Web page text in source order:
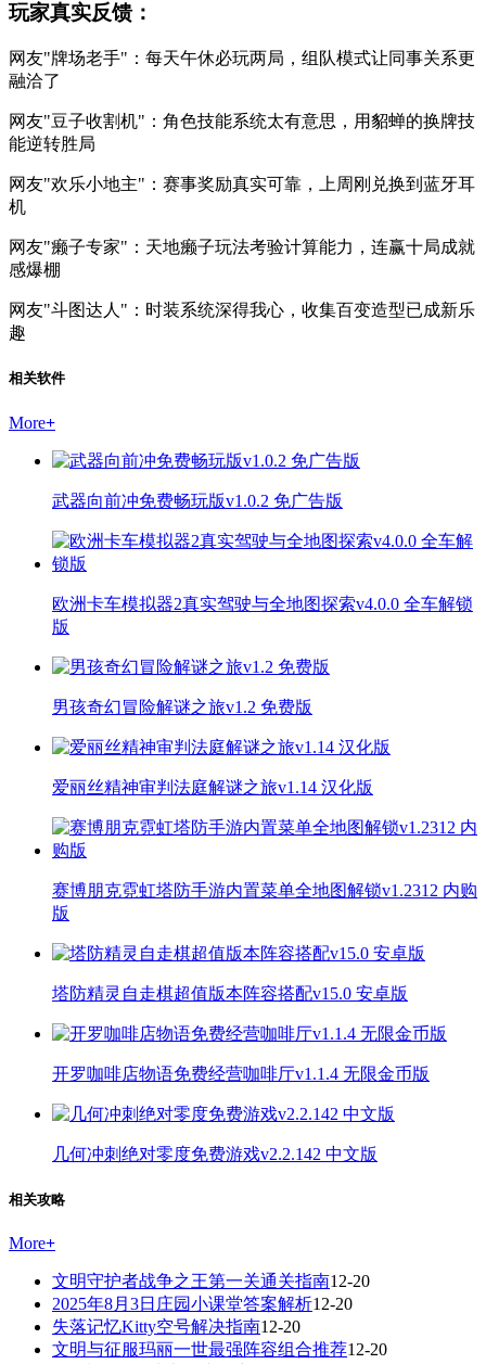
玩家真实反馈：
网友"牌场老手"：每天午休必玩两局，组队模式让同事关系更
融洽了
网友"豆子收割机"：角色技能系统太有意思，用貂蝉的换牌技
能逆转胜局
网友"欢乐小地主"：赛事奖励真实可靠，上周刚兑换到蓝牙耳
机
网友"癞子专家"：天地癞子玩法考验计算能力，连赢十局成就
感爆棚
网友"斗图达人"：时装系统深得我心，收集百变造型已成新乐
趣
相关软件
More+
武器向前冲免费畅玩版v1.0.2 免广告版
欧洲卡车模拟器2真实驾驶与全地图探索v4.0.0 全车解锁
版
男孩奇幻冒险解谜之旅v1.2 免费版
爱丽丝精神审判法庭解谜之旅v1.14 汉化版
赛博朋克霓虹塔防手游内置菜单全地图解锁v1.2312 内购
版
塔防精灵自走棋超值版本阵容搭配v15.0 安卓版
开罗咖啡店物语免费经营咖啡厅v1.1.4 无限金币版
几何冲刺绝对零度免费游戏v2.2.142 中文版
相关攻略
More+
文明守护者战争之王第一关通关指南12-20
2025年8月3日庄园小课堂答案解析12-20
失落记忆Kitty空号解决指南12-20
文明与征服玛丽一世最强阵容组合推荐12-20